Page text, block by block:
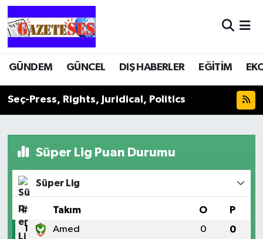
GÜNDEM GÜNCEL DIŞ HABERLER EĞİTİM
Seç-Press, Rights, Juridical, Politics
Süper Lig Puan Durumu
Süper Lig
# Takım O P
1 Amed 0 0